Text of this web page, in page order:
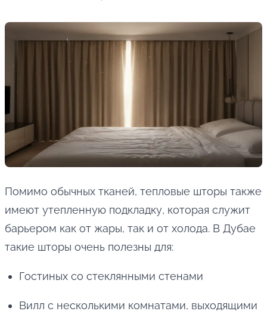
Помимо обычных тканей, тепловые шторы также
имеют утепленную подкладку, которая служит
барьером как от жары, так и от холода. В Дубае
такие шторы очень полезны для:
Гостиных со стеклянными стенами
Вилл с несколькими комнатами, выходящими